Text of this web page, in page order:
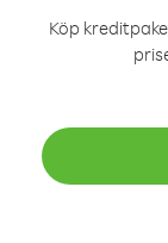
Köp